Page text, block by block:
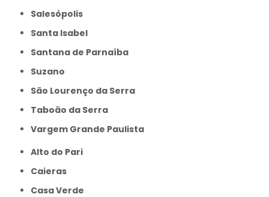
Salesópolis
Santa Isabel
Santana de Parnaíba
Suzano
São Lourenço da Serra
Taboão da Serra
Vargem Grande Paulista
Alto do Pari
Caieras
Casa Verde